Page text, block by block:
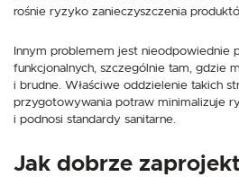
rośnie ryzyko zanieczyszczenia
Innym problemem jest nieodpowiednie
funkcjonalnych, szczególnie tam, gdzie
i brudne. Właściwe oddzielenie takich
przygotowywania potraw minimalizuje
i podnosi standardy sanitarne.
Jak dobrze